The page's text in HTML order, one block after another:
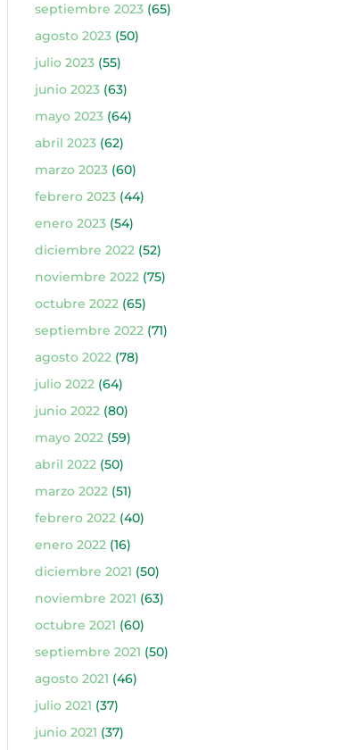
septiembre 2023(65)
agosto 2023(50)
julio 2023(55)
junio 2023(63)
mayo 2023(64)
abril 2023(62)
marzo 2023(60)
febrero 2023(44)
enero 2023(54)
diciembre 2022(52)
noviembre 2022(75)
octubre 2022(65)
septiembre 2022(71)
agosto 2022(78)
julio 2022(64)
junio 2022(80)
mayo 2022(59)
abril 2022(50)
marzo 2022(51)
febrero 2022(40)
enero 2022(16)
diciembre 2021 (50)
noviembre 2021 (63)
octubre 2021 (60)
septiembre 2021 (50)
agosto 2021 (46)
julio 2021 (37)
junio 2021 (37)